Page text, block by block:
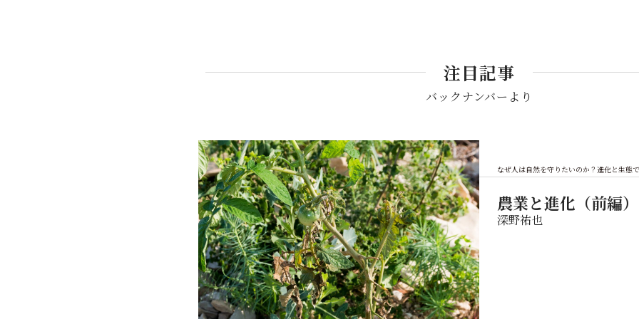
注目記事
バックナンバーより
なぜ人は自然を守りたいのか？――進化と生態
農業と進化（前編）
深野祐也